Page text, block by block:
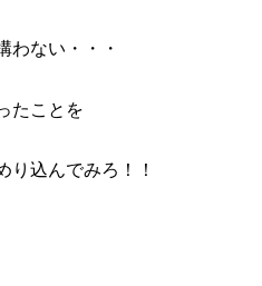
わない・・・
たことを
り込んでみろ！！